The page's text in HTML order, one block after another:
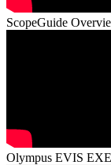
ScopeGuide
Olympus EVIS